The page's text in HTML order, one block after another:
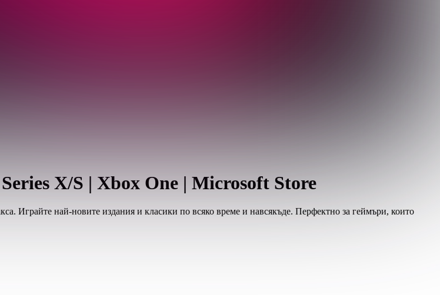
X/S | Xbox One | Microsoft Store
Играйте най-новите издания и класики по всяко време и навсякъде. Перфектно за геймъри, които